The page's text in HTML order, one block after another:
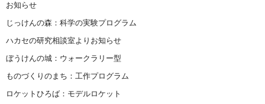
お知らせ
じっけんの森：科学の実験プログラム
ハカセの研究相談室よりお知らせ
ぼうけんの城：ウォークラリー型
ものづくりのまち：工作プログラム
ロケットひろば：モデルロケット